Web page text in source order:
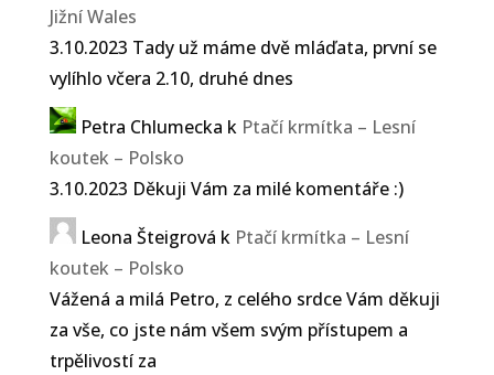
Jižní Wales
3.10.2023 Tady už máme dvě mláďata, první se
vylíhlo včera 2.10, druhé dnes
Petra Chlumecka k Ptačí krmítka – Lesní
koutek – Polsko
3.10.2023 Děkuji Vám za milé komentáře :)
Leona Šteigrová k Ptačí krmítka – Lesní
koutek – Polsko
Vážená a milá Petro, z celého srdce Vám děkuji
za vše, co jste nám všem svým přístupem a
trpělivostí za